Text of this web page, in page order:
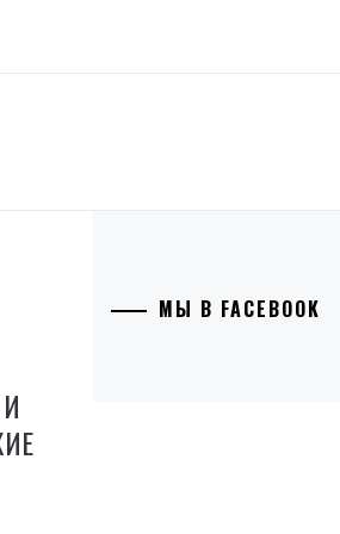
МЫ В FACEBOOK